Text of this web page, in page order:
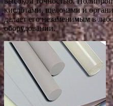
кислотами, щелочами и
делает его незаменимым в
оборудовании.